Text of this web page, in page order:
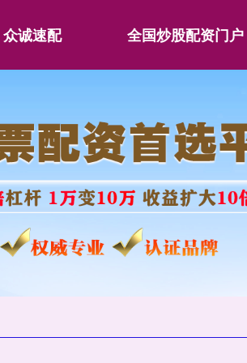
众诚速配 全国炒股配资门户